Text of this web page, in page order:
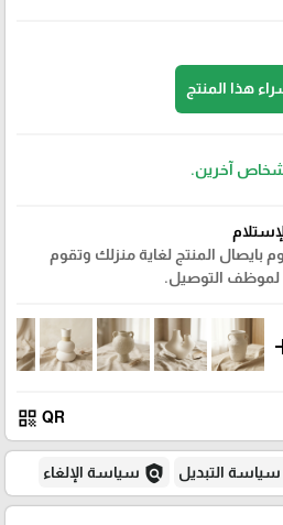
هذا المنتج
آخرين.
بايصال المنتج لغاية منزلك وتقوم
لموظف التوصيل.
QR
qr_code
سياسة التبديل policy سياسة الإلغاء